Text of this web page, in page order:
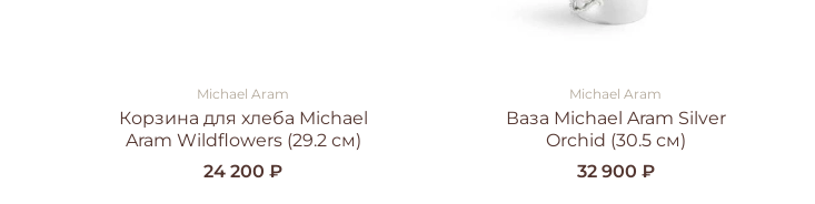
Michael Aram
Корзина для хлеба Michael
Aram Wildflowers (29.2 см)
24 200 ₽
Michael Aram
Ваза Michael Aram Silver
Orchid (30.5 см)
32 900 ₽